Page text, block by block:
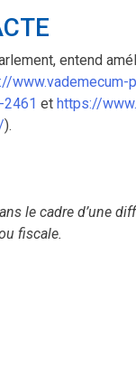
entend
et https://
).
le cadre d’une
fiscale.